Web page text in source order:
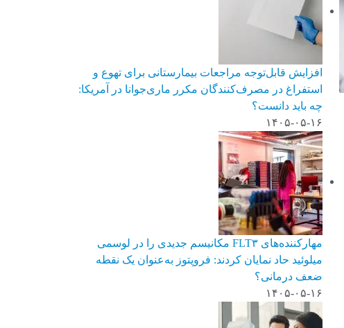
افزایش قابل‌توجه مراجعات بیمارستانی برای تهوع و
استفراغ در مصرف‌کنندگان مکرر ماری‌جوانا در آمریکا:
چه باید دانست؟
۱۴۰۵-۰۵-۱۶
مهارکننده‌های FLT۳ مکانیسم جدیدی را در لوسمی
میلوئید حاد نمایان کردند: فروپتوز به‌عنوان یک نقطه
ضعف درمانی؟
۱۴۰۵-۰۵-۱۶